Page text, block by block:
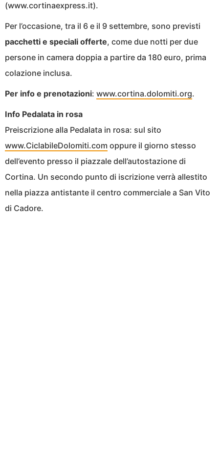
(www.cortinaexpress.it).
Per l’occasione, tra il 6 e il 9 settembre, sono previsti
pacchetti e speciali offerte, come due notti per due
persone in camera doppia a partire da 180 euro, prima
colazione inclusa.
Per info e prenotazioni: www.cortina.dolomiti.org.
Info Pedalata in rosa
Preiscrizione alla Pedalata in rosa: sul sito
www.CiclabileDolomiti.com oppure il giorno stesso
dell’evento presso il piazzale dell’autostazione di
Cortina. Un secondo punto di iscrizione verrà allestito
nella piazza antistante il centro commerciale a San Vito
di Cadore.